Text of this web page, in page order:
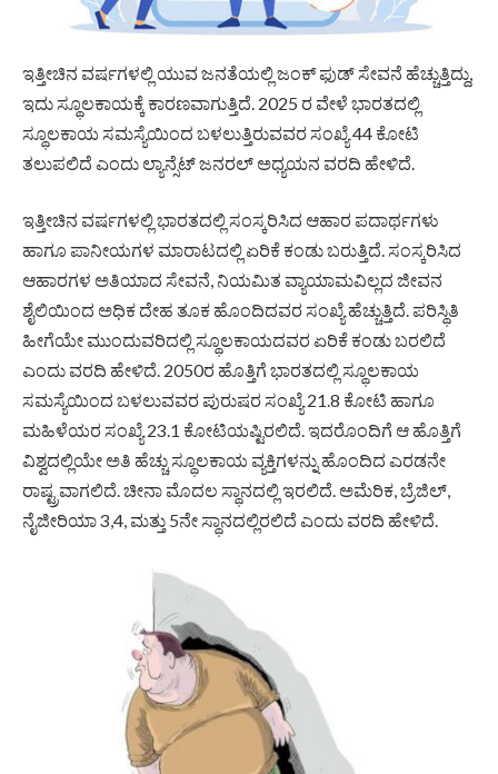
ಇತ್ತೀಚಿನ ವರ್ಷಗಳಲ್ಲಿ ಯುವ ಜನತೆಯಲ್ಲಿ ಜಂಕ್ ಫುಡ್ ಸೇವನೆ ಹೆಚ್ಚುತ್ತಿದ್ದು,
ಇದು ಸ್ಥೂಲಕಾಯಕ್ಕೆ ಕಾರಣವಾಗುತ್ತಿದೆ. 2025 ರ ವೇಳೆ ಭಾರತದಲ್ಲಿ
ಸ್ಥೂಲಕಾಯ ಸಮಸ್ಯೆಯಿಂದ ಬಳಲುತ್ತಿರುವವರ ಸಂಖ್ಯೆ 44 ಕೋಟಿ
ತಲುಪಲಿದೆ ಎಂದು ಲ್ಯಾನ್ಸೆಟ್ ಜನರಲ್ ಅಧ್ಯಯನ ವರದಿ ಹೇಳಿದೆ.
ಇತ್ತೀಚಿನ ವರ್ಷಗಳಲ್ಲಿ ಭಾರತದಲ್ಲಿ ಸಂಸ್ಕರಿಸಿದ ಆಹಾರ ಪದಾರ್ಥಗಳು
ಹಾಗೂ ಪಾನೀಯಗಳ ಮಾರಾಟದಲ್ಲಿ ಏರಿಕೆ ಕಂಡು ಬರುತ್ತಿದೆ. ಸಂಸ್ಕರಿಸಿದ
ಆಹಾರಗಳ ಅತಿಯಾದ ಸೇವನೆ, ನಿಯಮಿತ ವ್ಯಾಯಾಮವಿಲ್ಲದ ಜೀವನ
ಶೈಲಿಯಿಂದ ಅಧಿಕ ದೇಹ ತೂಕ ಹೊಂದಿದವರ ಸಂಖ್ಯೆ ಹೆಚ್ಚುತ್ತಿದೆ. ಪರಿಸ್ಥಿತಿ
ಹೀಗೆಯೇ ಮುಂದುವರಿದಲ್ಲಿ ಸ್ಥೂಲಕಾಯದವರ ಏರಿಕೆ ಕಂಡು ಬರಲಿದೆ
ಎಂದು ವರದಿ ಹೇಳಿದೆ. 2050ರ ಹೊತ್ತಿಗೆ ಭಾರತದಲ್ಲಿ ಸ್ಥೂಲಕಾಯ
ಸಮಸ್ಯೆಯಿಂದ ಬಳಲುವವರ ಪುರುಷರ ಸಂಖ್ಯೆ 21.8 ಕೋಟಿ ಹಾಗೂ
ಮಹಿಳೆಯರ ಸಂಖ್ಯೆ 23.1 ಕೋಟಿಯಷ್ಟಿರಲಿದೆ. ಇದರೊಂದಿಗೆ ಆ ಹೊತ್ತಿಗೆ
ವಿಶ್ವದಲ್ಲಿಯೇ ಅತಿ ಹೆಚ್ಚು ಸ್ಥೂಲಕಾಯ ವ್ಯಕ್ತಿಗಳನ್ನು ಹೊಂದಿದ ಎರಡನೇ
ರಾಷ್ಟ್ರವಾಗಲಿದೆ. ಚೀನಾ ಮೊದಲ ಸ್ಥಾನದಲ್ಲಿ ಇರಲಿದೆ. ಅಮೆರಿಕ, ಬ್ರೆಜಿಲ್,
ನೈಜೀರಿಯಾ 3,4, ಮತ್ತು 5ನೇ ಸ್ಥಾನದಲ್ಲಿರಲಿದೆ ಎಂದು ವರದಿ ಹೇಳಿದೆ.